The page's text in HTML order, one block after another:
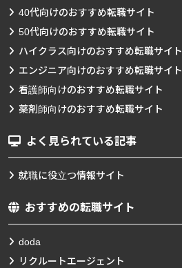
40代向けのおすすめ転職サイト
50代向けのおすすめ転職サイト
ハイクラス向けのおすすめ転職サイト
エンジニア向けのおすすめ転職サイト
看護師向けのおすすめ転職サイト
薬剤師向けのおすすめ転職サイト
よく見られている記事
就職に役立つ情報サイト
おすすめの転職サイト
doda
リクルートエージェント